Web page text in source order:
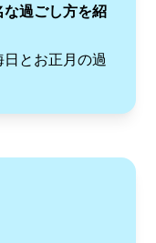
過ごし方を紹
とお正月の過